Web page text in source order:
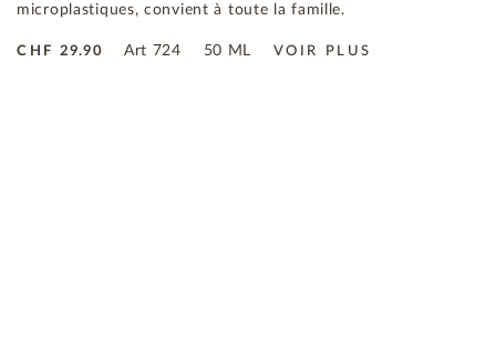
microplastiques, convient à toute la famille.
CHF29.90 Art 724 50 ML VOIR PLUS